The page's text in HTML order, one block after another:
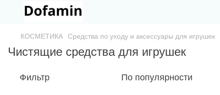
КОСМЕТИКА Средства по уходу и аксессуары для игрушек
Чистящие средства для игрушек
Фильтр По популярности